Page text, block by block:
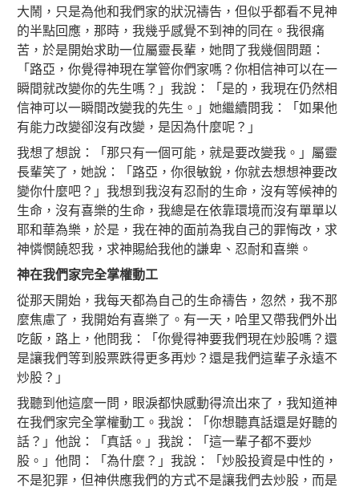
大鬧，只是為他和我們家的狀況禱告，但似乎都看不見神
的半點回應，那時，我幾乎感覺不到神的同在。我很痛
苦，於是開始求助一位屬靈長輩，她問了我幾個問題：
「路亞，你覺得神現在掌管你們家嗎？你相信神可以在一
瞬間就改變你的先生嗎？」我說：「是的，我現在仍然相
信神可以一瞬間改變我的先生。」她繼續問我：「如果他
有能力改變卻沒有改變，是因為什麼呢？」
我想了想說：「那只有一個可能，就是要改變我。」屬靈
長輩笑了，她說：「路亞，你很敏銳，你就去想想神要改
變你什麼吧？」我想到我沒有忍耐的生命，沒有等候神的
生命，沒有喜樂的生命，我總是在依靠環境而沒有單單以
耶和華為樂，於是，我在神的面前為我自己的罪悔改，求
神憐憫饒恕我，求神賜給我他的謙卑、忍耐和喜樂。
神在我們家完全掌權動工
從那天開始，我每天都為自己的生命禱告，忽然，我不那
麼焦慮了，我開始有喜樂了。有一天，哈里又帶我們外出
吃飯，路上，他問我：「你覺得神要我們現在炒股嗎？還
是讓我們等到股票跌得更多再炒？還是我們這輩子永遠不
炒股？」
我聽到他這麼一問，眼淚都快感動得流出來了，我知道神
在我們家完全掌權動工。我說：「你想聽真話還是好聽的
話？」他說：「真話。」我說：「這一輩子都不要炒
股。」他問：「為什麼？」我說：「炒股投資是中性的，
不是犯罪，但神供應我們的方式不是讓我們去炒股，而是